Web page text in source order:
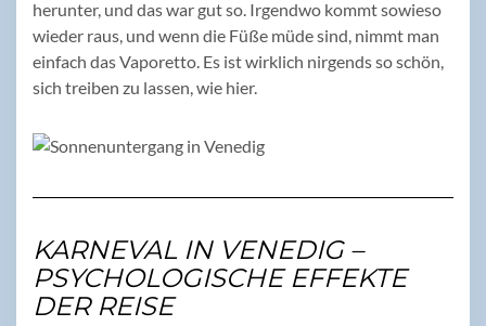
herunter, und das war gut so. Irgendwo kommt sowieso
wieder raus, und wenn die Füße müde sind, nimmt man
einfach das Vaporetto. Es ist wirklich nirgends so schön,
sich treiben zu lassen, wie hier.
KARNEVAL IN VENEDIG –
PSYCHOLOGISCHE EFFEKTE
DER REISE